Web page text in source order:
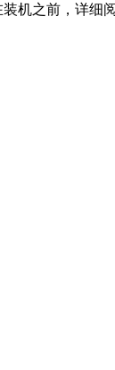
机之前，详细